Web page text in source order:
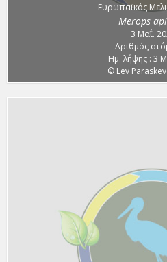
Ευρωπαϊκός
Merops
3 Μαΐ.
Αριθμός
Ημ. λήψης : 3
© Lev